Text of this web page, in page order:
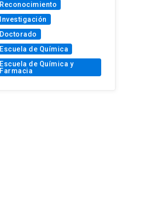
Reconocimiento
Investigación
Doctorado
Escuela de Química
Escuela de Química y
Farmacia